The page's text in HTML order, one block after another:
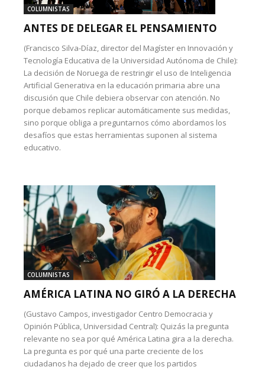
COLUMNISTAS
ANTES DE DELEGAR EL PENSAMIENTO
(Francisco Silva-Díaz, director del Magíster en Innovación y
Tecnología Educativa de la Universidad Autónoma de Chile):
La decisión de Noruega de restringir el uso de Inteligencia
Artificial Generativa en la educación primaria abre una
discusión que Chile debiera observar con atención. No
porque debamos replicar automáticamente sus medidas,
sino porque obliga a preguntarnos cómo abordamos los
desafíos que estas herramientas suponen al sistema
educativo.
COLUMNISTAS
AMÉRICA LATINA NO GIRÓ A LA DERECHA
(Gustavo Campos, investigador Centro Democracia y
Opinión Pública, Universidad Central): Quizás la pregunta
relevante no sea por qué América Latina gira a la derecha.
La pregunta es por qué una parte creciente de los
ciudadanos ha dejado de creer que los partidos